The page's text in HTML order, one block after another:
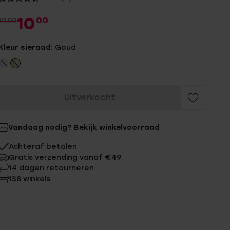
10 00
sieraad: Goud
Uitverkocht
Vandaag nodig? Bekijk winkelvoorraad
Achteraf betalen
Gratis verzending vanaf €49
14 dagen retourneren
138 winkels